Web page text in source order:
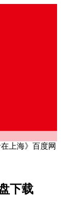
上海》百度网
下载